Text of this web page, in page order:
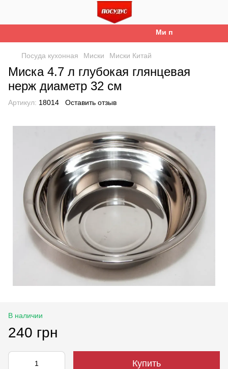
Ми працюємо. Все
Посуда кухонная Миски Миски Китай
Миска 4.7 л глубокая глянцевая
нерж диаметр 32 см
Артикул: 18014 Оставить отзыв
В наличии
240 грн
Купить